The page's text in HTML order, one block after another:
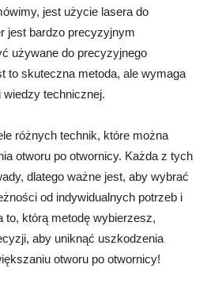
jest użycie lasera do
jest bardzo precyzyjnym
używane do precyzyjnego
to skuteczna metoda, ale wymaga
technicznej.
różnych technik, które można
otworu po otwornicy. Każda z tych
dlatego ważne jest, aby wybrać
od indywidualnych potrzeb i
to, którą metodę wybierzesz,
aby uniknąć uszkodzenia
otworu po otwornicy!